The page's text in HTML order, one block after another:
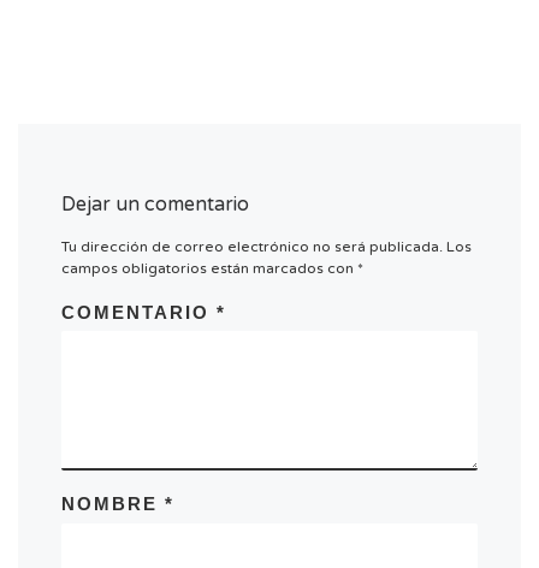
Dejar un comentario
Tu dirección de correo electrónico no será publicada. Los
campos obligatorios están marcados con *
COMENTARIO*
NOMBRE*